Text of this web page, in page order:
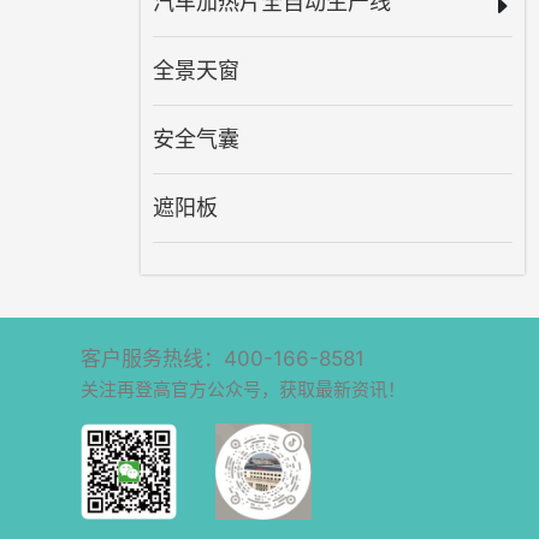
全景天窗
安全气囊
遮阳板
客户服务热线：400-166-8581
关注再登高官方公众号，获取最新资讯！